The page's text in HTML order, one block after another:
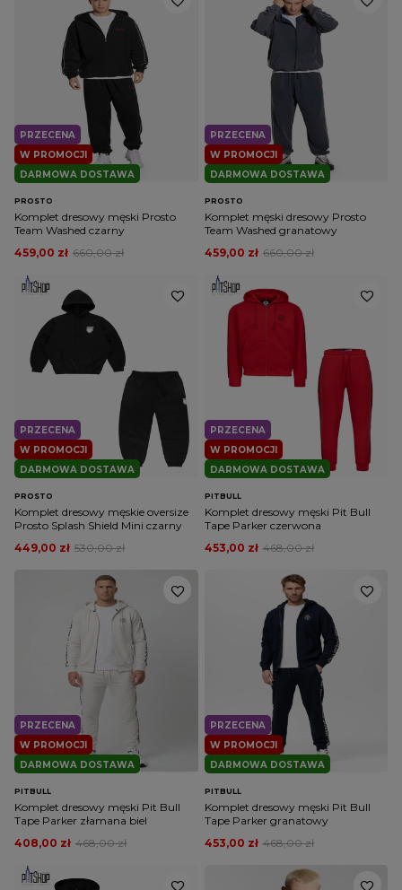
W PROMOCJI
PRZECENA
DARMOWA DOSTAWA
PROSTO
Komplet dresowy męski Prosto
Team Washed czarny
660,00 zł
459,00 zł
W PROMOCJI
PRZECENA
DARMOWA DOSTAWA
PROSTO
Komplet męski dresowy Prosto
Team Washed granatowy
660,00 zł
459,00 zł
W PROMOCJI
PRZECENA
DARMOWA DOSTAWA
PROSTO
Komplet dresowy męskie oversize
Prosto Splash Shield Mini czarny
530,00 zł
449,00 zł
W PROMOCJI
PRZECENA
DARMOWA DOSTAWA
PITBULL
Komplet dresowy męski Pit Bull
Tape Parker czerwona
468,00 zł
453,00 zł
W PROMOCJI
PRZECENA
DARMOWA DOSTAWA
PITBULL
Komplet dresowy męski Pit Bull
Tape Parker złamana biel
468,00 zł
408,00 zł
W PROMOCJI
PRZECENA
DARMOWA DOSTAWA
PITBULL
Komplet dresowy męski Pit Bull
Tape Parker granatowy
468,00 zł
453,00 zł